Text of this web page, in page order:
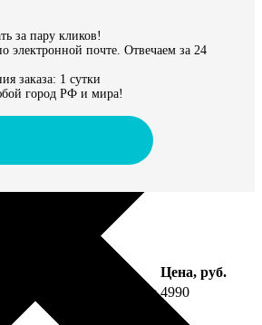
за пару кликов!
электронной почте. Отвечаем за 24
заказа: 1 сутки
город РФ и мира!
Цена, руб.
40х60 на подрамнике 4990